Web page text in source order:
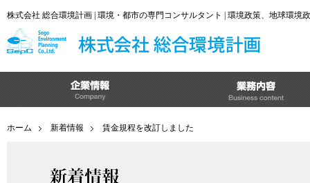
株式会社 総合環境計画 | 環境・都市の専門コンサルタント | 環境政策、地球環境
ホーム 新着情報 賃金規程を改訂しました